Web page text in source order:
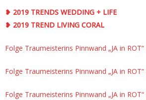
❥ 2019 TRENDS WEDDING + LIFE
❥ 2019 TREND LIVING CORAL
Folge Traumeisterins Pinnwand „JA in
Folge Traumeisterins Pinnwand „JA in
Folge Traumeisterins Pinnwand „JA in